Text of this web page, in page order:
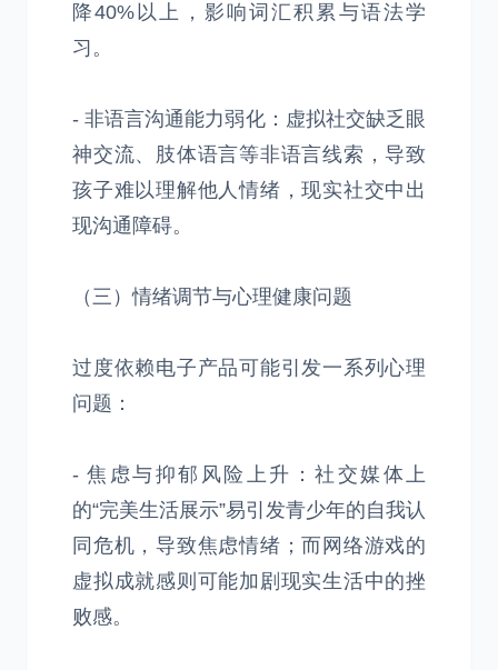
降40%以上，影响词汇积累与语法学
习。
- 非语言沟通能力弱化：虚拟社交缺乏眼
神交流、肢体语言等非语言线索，导致
孩子难以理解他人情绪，现实社交中出
现沟通障碍。
（三）情绪调节与心理健康问题
过度依赖电子产品可能引发一系列心理
问题：
- 焦虑与抑郁风险上升：社交媒体上
的“完美生活展示”易引发青少年的自我认
同危机，导致焦虑情绪；而网络游戏的
虚拟成就感则可能加剧现实生活中的挫
败感。